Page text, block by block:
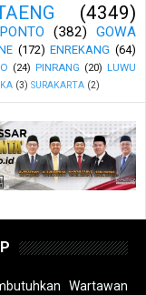
(4349)
(382)
GOWA
(172) ENREKANG (64)
(24) PINRANG (20) LUWU
(3) SURAKARTA (2)
Wartawan